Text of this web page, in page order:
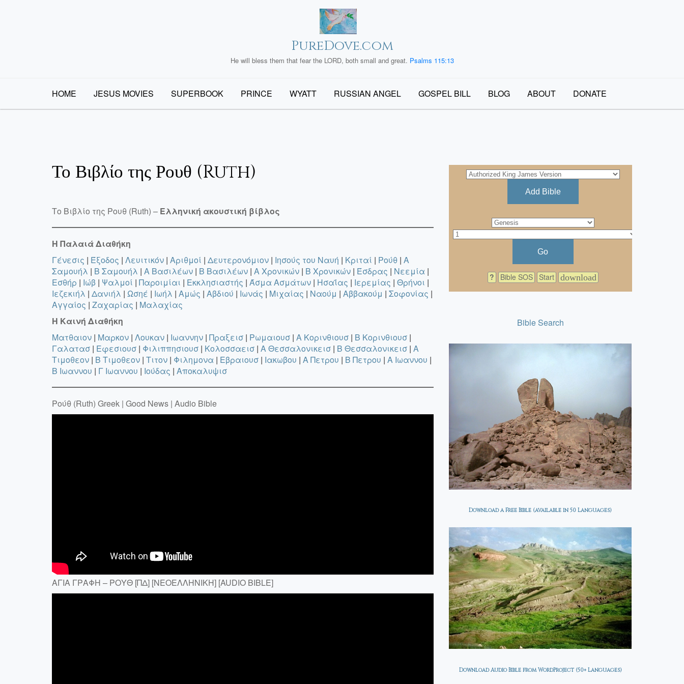
PureDove.com
He will bless them that fear the LORD, both small and great. Psalms 115:13
HOME JESUS MOVIES SUPERBOOK PRINCE WYATT RUSSIAN ANGEL GOSPEL BILL BLOG ABOUT DONATE
Το Βιβλίο της Ρουθ (Ruth)
Το Βιβλίο της Ρουθ (Ruth) – Ελληνική ακουστική βίβλος
Η Παλαιά Διαθήκη
Γένεσις | Έξοδος | Λευιτικόν | Αριθμοί | Δευτερονόμιον | Ιησούς του Ναυή | Κριταί | Ρούθ | A
Σαμουήλ | B Σαμουήλ | A Βασιλέων | B Βασιλέων | A Χρονικών | B Χρονικών | Έσδρας | Νεεμία |
Εσθήρ | Ιώβ | Ψαλμοί | Παροιμίαι | Εκκλησιαστής | Άσμα Ασμάτων | Ησαΐας | Ιερεμίας | Θρήνοι |
Ιεζεκιήλ | Δανιήλ | Ωσηέ | Ιωήλ | Αμώς | Αβδιού | Ιωνάς | Μιχαίας | Ναούμ | Αββακούμ | Σοφονίας |
Αγγαίος | Ζαχαρίας | Μαλαχίας
Η Καινή Διαθήκη
Ματθαιον | Μαρκον | Λουκαν | Ιωαννην | Πραξεισ | Ρωμαιουσ | A Κορινθιουσ | B Κορινθιουσ |
Γαλατασ | Εφεσιουσ | Φιλιππησιουσ | Κολοσσαεισ | A Θεσσαλονικεισ | B Θεσσαλονικεισ | A
Τιμοθεον | B Τιμοθεον | Τιτον | Φιλημονα | Εβραιουσ | Ιακωβου | A Πετρου | B Πετρου | A Ιωαννου |
B Ιωαννου | Γ Ιωαννου | Ιούδας | Αποκαλυψισ
Ρούθ (Ruth) Greek | Good News | Audio Bible
ΑΓΙΑ ΓΡΑΦΗ – ΡΟΥΘ [ΠΔ] [ΝΕΟΕΛΛΗΝΙΚΗ] [AUDIO BIBLE]
Add Bible
Go
? Bible SOS Start download
Bible Search
Download a Free Bible (available in 50 Languages)
Download Audio Bible from WordProject (50+ Languages)